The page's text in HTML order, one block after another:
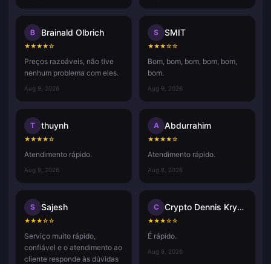
B Brainald Olbrich
★★★★☆
Preços razoáveis, não tive
nenhum problema com eles.
Aug 9, 2026
S SMIT
★★★☆☆
Bom, bom, bom, bom, bom,
bom.
Aug 9, 2026
T thuynh
★★★★☆
Atendimento rápido.
Aug 9, 2026
A Abdurrahim
★★★★☆
Atendimento rápido.
Aug 8, 2026
S Sajesh
★★★☆☆
Serviço muito rápido,
confiável e o atendimento ao
cliente responde às dúvidas
C Crypto Dennis Krypto Dennis
★★★☆☆
É rápido.
Aug 8, 2026